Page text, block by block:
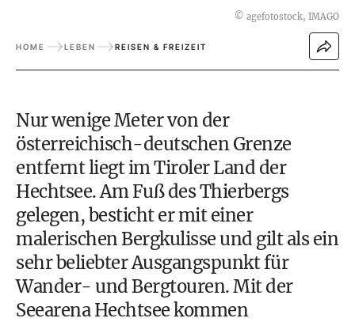
© agefotostock, IMAGO
HOME LEBEN REISEN & FREIZEIT
Nur wenige Meter von der
österreichisch-deutschen Grenze
entfernt liegt imTiroler Land der
Hechtsee. Am Fuß des Thierbergs
gelegen, besticht er mit einer
malerischen Bergkulisse und gilt als ein
sehr beliebter Ausgangspunkt für
Wander- und Bergtouren. Mit der
Seearena Hechtsee kommen